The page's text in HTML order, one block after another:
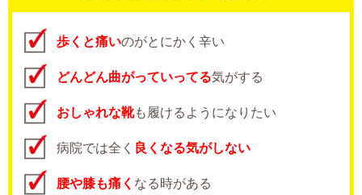
歩くと痛いのがとにかく辛い
どんどん曲がっていってる気がする
おしゃれな靴も履けるようになりたい
病院では全く 良くなる気がしない
腰や膝も痛く なる時がある